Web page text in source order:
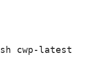
sh cwp-latest